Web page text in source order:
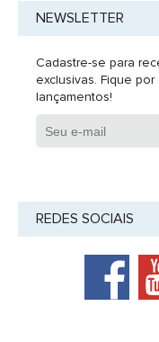
NEWSLETTER
Cadastre-se para
exclusivas. Fique
lançamentos!
REDES SOCIAIS